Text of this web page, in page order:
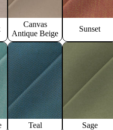
Canvas
Antique Beige
Sunset
Teal Sage